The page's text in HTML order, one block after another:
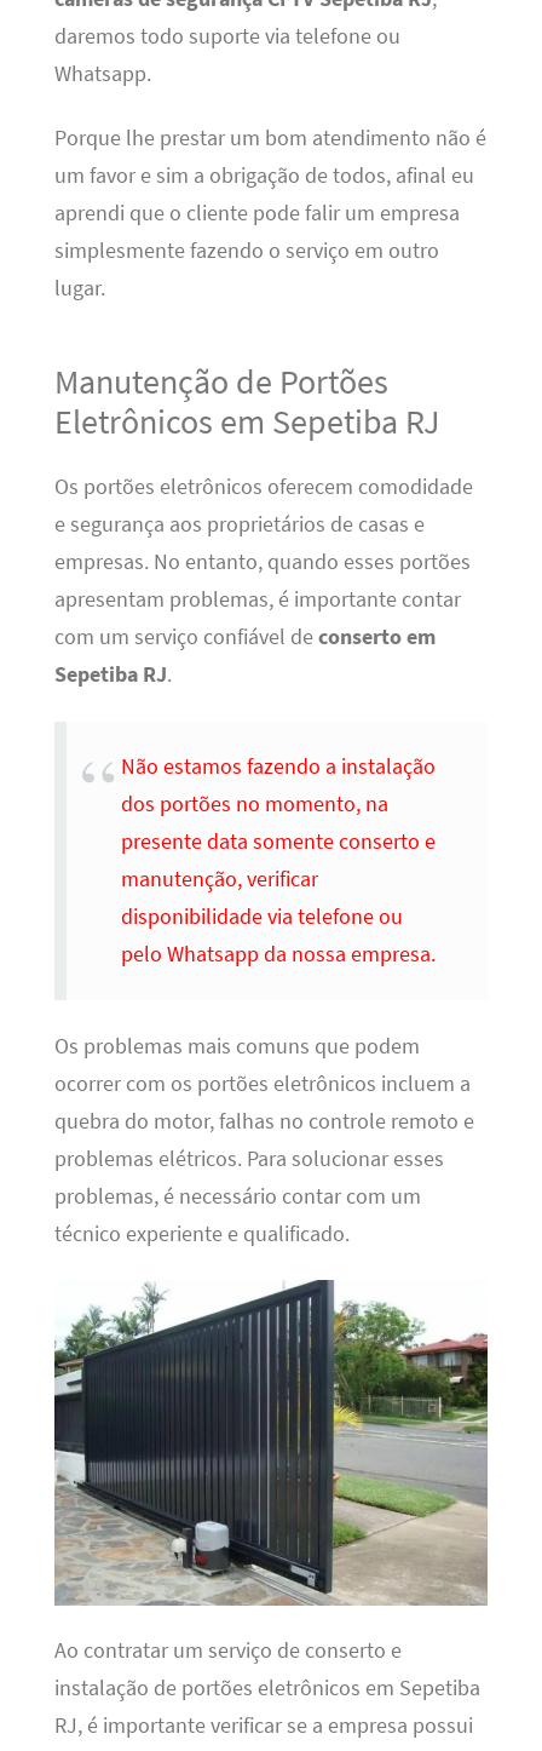
daremos todo suporte via telefone ou
Whatsapp.
Porque lhe prestar um bom atendimento não é
um favor e sim a obrigação de todos, afinal eu
aprendi que o cliente pode falir um empresa
simplesmente fazendo o serviço em outro
lugar.
Manutenção de Portões
Eletrônicos em Sepetiba RJ
Os portões eletrônicos oferecem comodidade
e segurança aos proprietários de casas e
empresas. No entanto, quando esses portões
apresentam problemas, é importante contar
com um serviço confiável deconserto em
Sepetiba RJ.
Não estamos fazendo a instalação
dos portões no momento, na
presente data somente conserto e
manutenção, verificar
disponibilidade via telefone ou
pelo Whatsapp da nossa empresa.
Os problemas mais comuns que podem
ocorrer com os portões eletrônicos incluem a
quebra do motor, falhas no controle remoto e
problemas elétricos. Para solucionar esses
problemas, é necessário contar com um
técnico experiente e qualificado.
Ao contratar um serviço de conserto e
instalação de portões eletrônicos em Sepetiba
RJ, é importante verificar se a empresa possui